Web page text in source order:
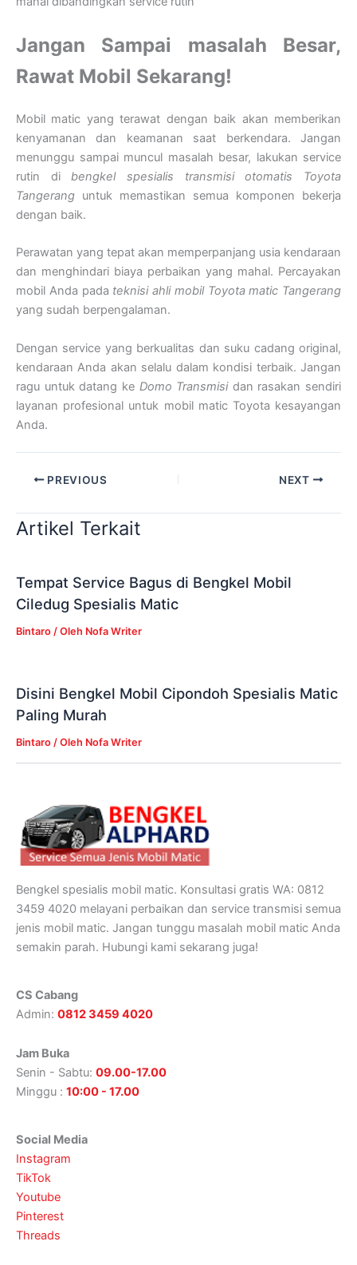
Jangan Sampai masalah Besar,
Rawat Mobil Sekarang!
Mobil matic yang terawat dengan baik akan memberikan
kenyamanan dan keamanan saat berkendara. Jangan
menunggu sampai muncul masalah besar, lakukan service
rutin dibengkel spesialis transmisi otomatis Toyota
Tangerang untuk memastikan semua komponen bekerja
dengan baik.
Perawatan yang tepat akan memperpanjang usia kendaraan
dan menghindari biaya perbaikan yang mahal. Percayakan
mobil Anda pada teknisi ahli mobil Toyota matic Tangerang
yang sudah berpengalaman.
Dengan service yang berkualitas dan suku cadang original,
kendaraan Anda akan selalu dalam kondisi terbaik. Jangan
ragu untuk datang ke Domo Transmisidan rasakan sendiri
layanan profesional untuk mobil matic Toyota kesayangan
Anda.
PREVIOUS NEXT
Artikel Terkait
Tempat Service Bagus di Bengkel Mobil
Ciledug Spesialis Matic
Bintaro / Oleh Nofa Writer
Disini Bengkel Mobil Cipondoh Spesialis Matic
Paling Murah
Bintaro / Oleh Nofa Writer
Bengkel spesialis mobil matic. Konsultasi gratis WA: 0812
3459 4020 melayani perbaikan dan service transmisi semua
jenis mobil matic. Jangan tunggu masalah mobil matic Anda
semakin parah. Hubungi kami sekarang juga!
CS Cabang
Admin: 0812 3459 4020
Jam Buka
Senin - Sabtu: 09.00-17.00
Minggu : 10:00 - 17.00
Social Media
Instagram
TikTok
Youtube
Pinterest
Threads